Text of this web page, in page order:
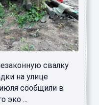
свалку
на улице
сообщили в
эко ...